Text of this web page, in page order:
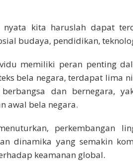
nyata kita haruslah dapat
budaya, pendidikan,
memiliki peran penting
bela negara, terdapat lima
berbangsa dan bernegara,
awal bela negara.
perkembangan
dinamika yang semakin
keamanan global.